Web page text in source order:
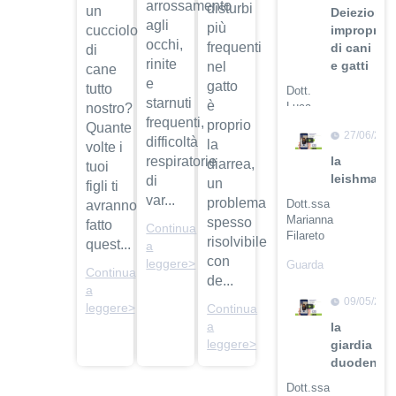
un
cucciolo
di
cane
tutto
nostro?
Quante
volte i
tuoi
figli ti
avranno
fatto
quest...
Continua
a
leggere>
arrossamento
agli
occhi,
rinite
e
starnuti
frequenti,
difficoltà
respiratorie
di
var...
Continua
a
leggere>
disturbi
più
frequenti
nel
gatto
è
proprio
la
diarrea,
un
problema
spesso
risolvibile
con
de...
Continua
a
leggere>
Deiezioni
improprie
di cani
e gatti
Dott.
Luca
Guarda
27/06/
la
Dott.ssa
Marianna
Filareto
Guarda
09/05/
la
giardia
Dott.ssa